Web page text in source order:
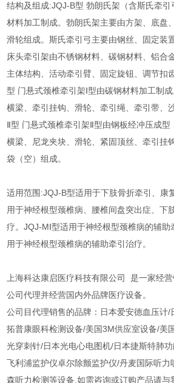
结构及组成:JQJ-B型 勃朗氏架（含斯氏牵
材料加工制成。勃朗氏架主要由方架、底盘
滑轮组成。斯氏牵引弓主要由钢丝、固定装
床头牵引架由不锈钢材料、碳钢材料、铝合
主体结构、活动牵引臂、固定旋钮、调节扣
型 门悬式颈椎牵引架Ⅰ型由碳钢材料加工制
横梁、牵引挂钩、滑轮、牵引绳、牵引带、
Ⅱ型 门悬式颈椎牵引架Ⅱ型由钢板经冲压成
横梁、尼龙夹块、滑轮、紧固顶丝、牵引挂
袋（空）组成。
适用范围:JQJ-B型适用于下肢骨折牵引、康
用于神经根型颈椎病、腰椎间盘突出症、下
疗。JQJ-MⅠ型适用于神经根型颈椎病的辅
用于神经根型颈椎病的辅助牵引治疗。
上海科达康启医疗科技有限公司 是一家经营
公司代理并经营国内外品牌医疗设备。
公司目代理销售的品牌：日本爱安德血压计/
拓普康眼科检测设备/美国3M供应室设备/美
光穿刺针/日本光电心电图机/日本捷斯特肺
飞利浦监护仪卓尔除颤监护仪/丹麦国际听力
森听力检测等设备.如需咨询或订购产品请与